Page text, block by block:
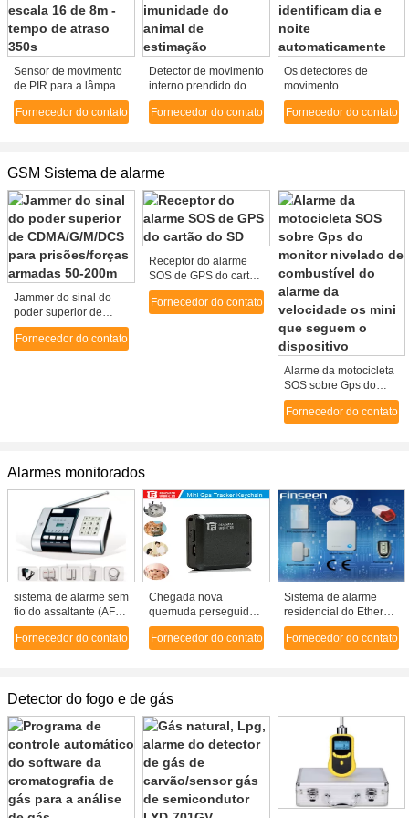
Sensor de movimento
de PIR para a lâmpada
automática E FORA do
interruptor, escala 16
Fornecedor do contato
Detector de movimento
interno prendido do
alarme com Anti-
máscara da microonda
Fornecedor do contato
Os detectores de
movimento
infravermelhos do
sistema de alarme do
Fornecedor do contato
GSM Sistema de alarme
Jammer do sinal do
poder superior de
CDMA/G/M/DCS para
prisões/forças
Fornecedor do contato
Receptor do alarme
SOS de GPS do cartão
do SD
Fornecedor do contato
Alarme da motocicleta
SOS sobre Gps do
monitor nivelado de
combustível do alarme
Fornecedor do contato
Alarmes monitorados
sistema de alarme sem
fio do assaltante (AF-
004)
Fornecedor do contato
Chegada nova
quemuda perseguidor
pessoal sadio alerta
de GPS do carro do
Fornecedor do contato
Sistema de alarme
residencial do Ethernet
do alarme de
assaltante do IP de
Fornecedor do contato
Detector do fogo e de gás